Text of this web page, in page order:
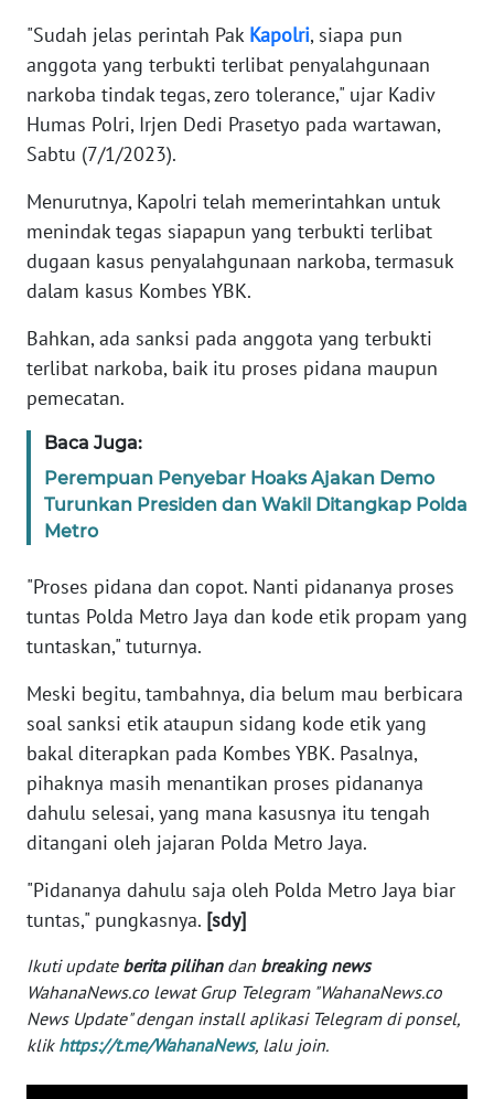
"Sudah jelas perintah Pak Kapolri, siapa pun
anggota yang terbukti terlibat penyalahgunaan
narkoba tindak tegas, zero tolerance," ujar Kadiv
Humas Polri, Irjen Dedi Prasetyo pada wartawan,
Sabtu (7/1/2023).
Menurutnya, Kapolri telah memerintahkan untuk
menindak tegas siapapun yang terbukti terlibat
dugaan kasus penyalahgunaan narkoba, termasuk
dalam kasus Kombes YBK.
Bahkan, ada sanksi pada anggota yang terbukti
terlibat narkoba, baik itu proses pidana maupun
pemecatan.
Baca Juga:
Perempuan Penyebar Hoaks Ajakan Demo
Turunkan Presiden dan Wakil Ditangkap Polda
Metro
"Proses pidana dan copot. Nanti pidananya proses
tuntas Polda Metro Jaya dan kode etik propam yang
tuntaskan," tuturnya.
Meski begitu, tambahnya, dia belum mau berbicara
soal sanksi etik ataupun sidang kode etik yang
bakal diterapkan pada Kombes YBK. Pasalnya,
pihaknya masih menantikan proses pidananya
dahulu selesai, yang mana kasusnya itu tengah
ditangani oleh jajaran Polda Metro Jaya.
"Pidananya dahulu saja oleh Polda Metro Jaya biar
tuntas," pungkasnya. [sdy]
Ikuti update berita pilihandan breaking news
WahanaNews.co lewat Grup Telegram "WahanaNews.co
News Update" dengan install aplikasi Telegram di ponsel,
klik https://t.me/WahanaNews, lalu join.
SIBER
REDAKSI
KARIR
DISCLAIMER
Wahana
News
WN
SUMUT
JAKARTA
WN
WN
BANTEN
WN
NTT
WN
KEPRI
PAPUA
PAPUA
BARAT
WN